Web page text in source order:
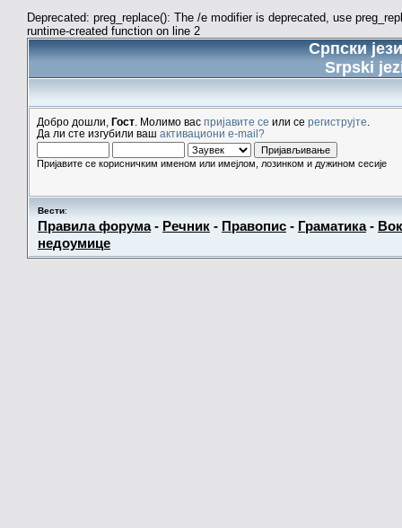
Deprecated: preg_replace(): The /e modifier is deprecated, use
runtime-created function on line 2
Српски
Srpski
Добро дошли, Гост . Молимо вас пријавите се или се региструјте
Да ли сте изгубили ваш активациони e-mail?
Пријавите се корисничким именом или имејлом, лозинком и дужином сесије
Вести:
Правила форума- Речник - Правопис - Граматика-
недоумице